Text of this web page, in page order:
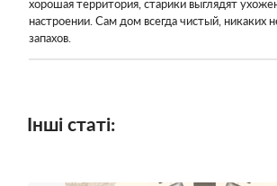
хорошая территория, старики выглядят
настроении. Сам дом всегда чистый, никаких
запахов.
Інші статі: